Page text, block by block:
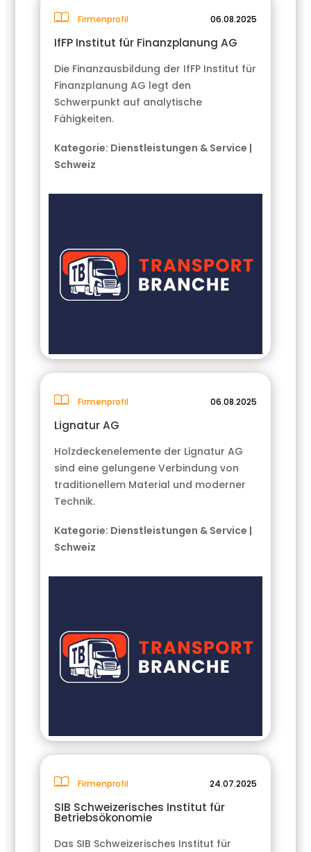
Firmenprofil 06.08.2025
IfFP Institut für Finanzplanung AG
Die Finanzausbildung der IfFP Institut für
Finanzplanung AG legt den
Schwerpunkt auf analytische
Fähigkeiten.
Kategorie: Dienstleistungen & Service |
Schweiz
Firmenprofil 06.08.2025
Lignatur AG
Holzdeckenelemente der Lignatur AG
sind eine gelungene Verbindung von
traditionellem Material und moderner
Technik.
Kategorie: Dienstleistungen & Service |
Schweiz
Firmenprofil 24.07.2025
SIB Schweizerisches Institut für
Betriebsökonomie
Das SIB Schweizerisches Institut für